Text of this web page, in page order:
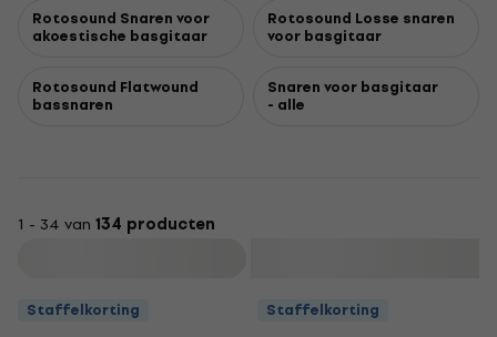
Rotosound Snaren voor
akoestische basgitaar
Rotosound Losse snaren
voor basgitaar
Rotosound Flatwound
bassnaren
Snaren voor basgitaar
- alle
1 - 34 van 134 producten
Staffelkorting Staffelkorting